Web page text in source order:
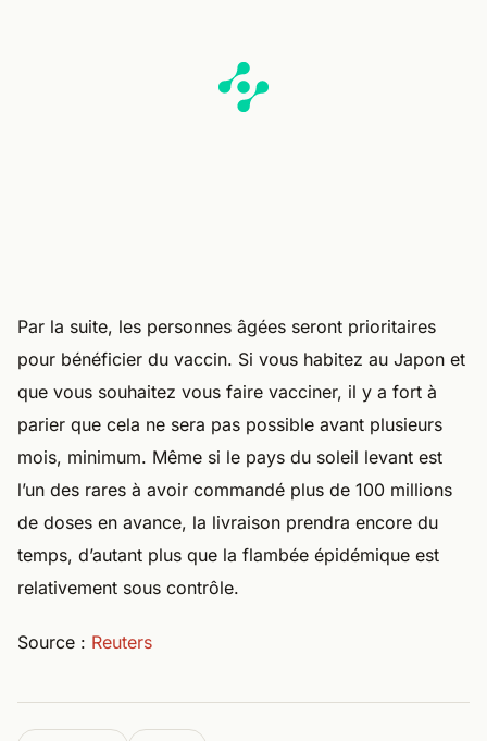
Par la suite, les personnes âgées seront prioritaires
pour bénéficier du vaccin. Si vous habitez au Japon et
que vous souhaitez vous faire vacciner, il y a fort à
parier que cela ne sera pas possible avant plusieurs
mois, minimum. Même si le pays du soleil levant est
l’un des rares à avoir commandé plus de 100 millions
de doses en avance, la livraison prendra encore du
temps, d’autant plus que la flambée épidémique est
relativement sous contrôle.
Source : Reuters